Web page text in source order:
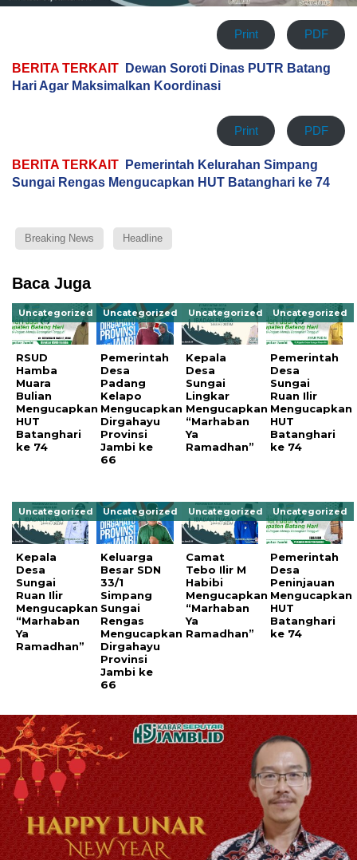
Print PDF
BERITA TERKAIT
Dewan Soroti Dinas PUTR Batang
Hari Agar Maksimalkan Koordinasi
Print PDF
BERITA TERKAIT
Pemerintah Kelurahan Simpang
Sungai Rengas Mengucapkan HUT Batanghari ke 74
Breaking News Headline
Baca Juga
Uncategorized
RSUD
Hamba
Muara
Bulian
Mengucapkan
HUT
Batanghari
ke 74
Uncategorized
Pemerintah
Desa
Padang
Kelapo
Mengucapkan
Dirgahayu
Provinsi
Jambi ke
66
Uncategorized
Kepala
Desa
Sungai
Lingkar
Mengucapkan
“Marhaban
Ya
Ramadhan”
Uncategorized
Pemerintah
Desa
Sungai
Ruan Ilir
Mengucapkan
HUT
Batanghari
ke 74
Uncategorized
Kepala
Desa
Sungai
Ruan Ilir
Mengucapkan
“Marhaban
Ya
Ramadhan”
Uncategorized
Keluarga
Besar SDN
33/1
Simpang
Sungai
Rengas
Mengucapkan
Dirgahayu
Provinsi
Jambi ke
66
Uncategorized
Camat
Tebo Ilir M
Habibi
Mengucapkan
“Marhaban
Ya
Ramadhan”
Uncategorized
Pemerintah
Desa
Peninjauan
Mengucapkan
HUT
Batanghari
ke 74